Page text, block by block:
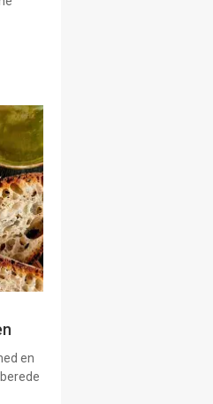
en